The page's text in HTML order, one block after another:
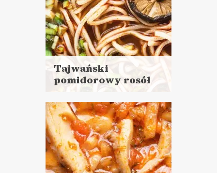
Tajwański
pomidorowy rosół
więcej
Czas przygotowania: 30 minut
+ 2 godziny czekania
DANIA GŁÓWNE
ZUPY
WALENTYNKI ?